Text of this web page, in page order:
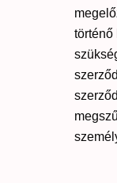
történő